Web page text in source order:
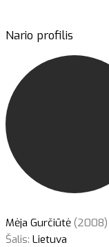
Nario profilis
Mėja Gurčiūtė (2008)
Šalis: Lietuva